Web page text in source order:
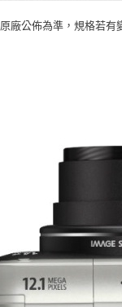
廠公佈為準，規格若有